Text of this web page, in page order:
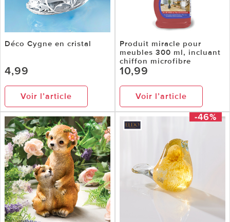
Déco Cygne en cristal
4,99
Voir l’article
Produit miracle pour
meubles 300 ml, incluant
chiffon microfibre
10,99
Voir l’article
-46%